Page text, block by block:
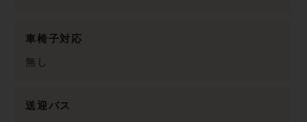
車椅子対応
無し
送迎バス